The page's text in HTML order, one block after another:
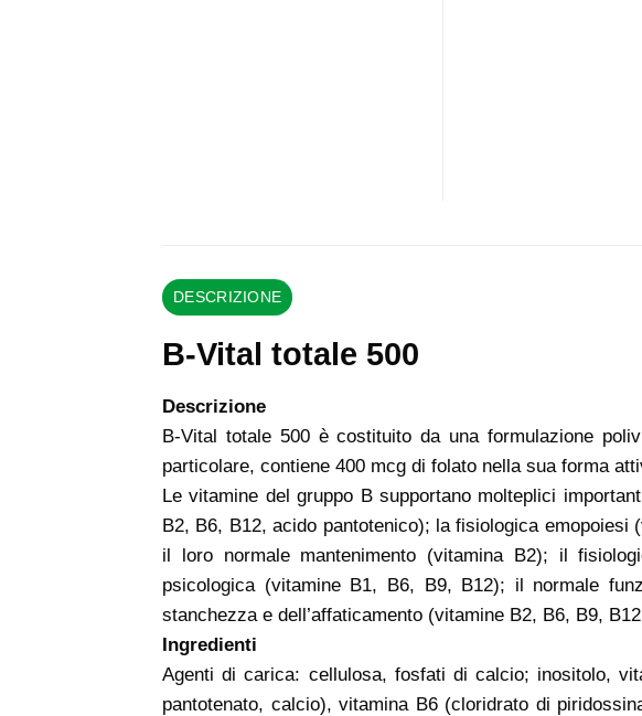
DESCRIZIONE
B-Vital totale 500
Descrizione
B-Vital totale 500 è costituito da una formulazione
particolare, contiene 400 mcg di folato nella sua forma
Le vitamine del gruppo B supportano molteplici
B2, B6, B12, acido pantotenico); la fisiologica
il loro normale mantenimento (vitamina B2); il
psicologica (vitamine B1, B6, B9, B12); il normale
stanchezza e dell’affaticamento (vitamine B2, B6, B9,
Ingredienti
Agenti di carica: cellulosa, fosfati di calcio; inositolo,
pantotenato, calcio), vitamina B6 (cloridrato di